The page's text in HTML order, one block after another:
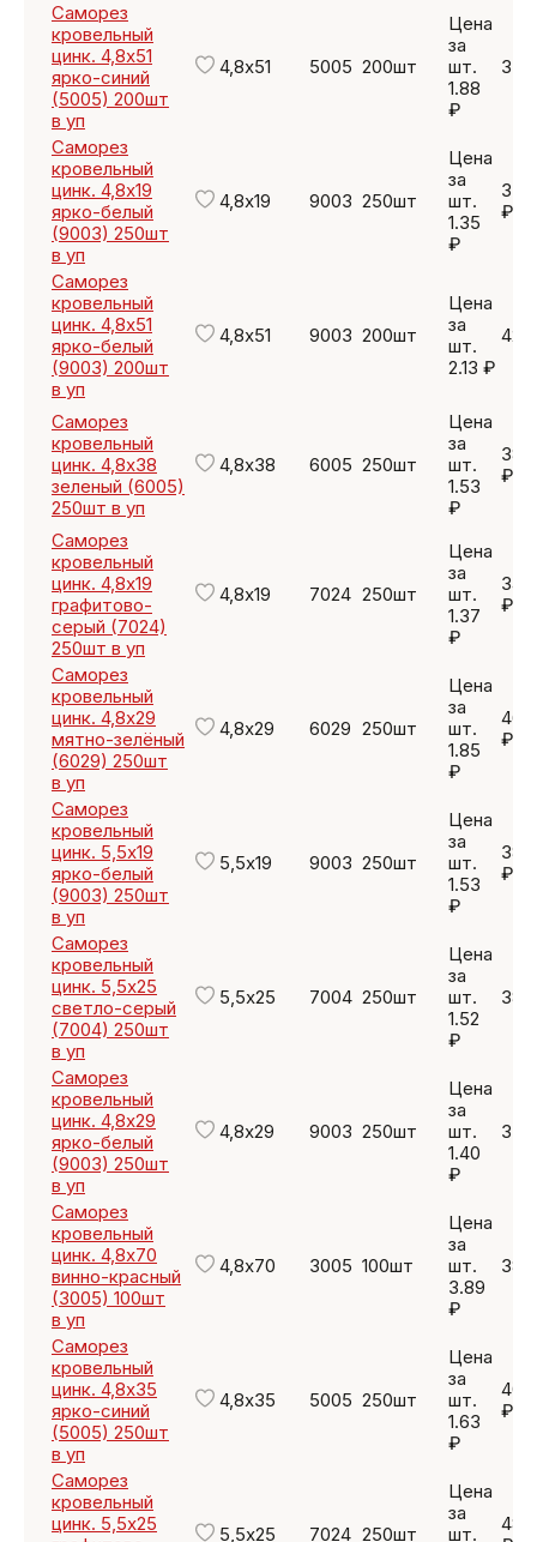
Саморез
кровельный
цинк. 4,8х51
ярко-синий
(5005) 200шт
в уп
4,8х51 5005 200шт
Цена
за
шт.
1.88
₽
Саморез
кровельный
цинк. 4,8х19
ярко-белый
(9003) 250шт
в уп
4,8х19 9003 250шт
Цена
за
шт.
1.35
₽
₽
Саморез
кровельный
цинк. 4,8х51
ярко-белый
(9003) 200шт
в уп
4,8х51 9003 200шт
Цена
за
шт.
2.13 ₽
Саморез
кровельный
цинк. 4,8х38
зеленый (6005)
250шт в уп
4,8х38 6005 250шт
Цена
за
шт.
1.53
₽
₽
Саморез
кровельный
цинк. 4,8х19
графитово-
серый (7024)
250шт в уп
4,8х19 7024 250шт
Цена
за
шт.
1.37
₽
₽
Саморез
кровельный
цинк. 4,8х29
мятно-зелёный
(6029) 250шт
в уп
4,8х29 6029 250шт
Цена
за
шт.
1.85
₽
₽
Саморез
кровельный
цинк. 5,5х19
ярко-белый
(9003) 250шт
в уп
5,5х19 9003 250шт
Цена
за
шт.
1.53
₽
₽
Саморез
кровельный
цинк. 5,5х25
светло-серый
(7004) 250шт
в уп
5,5х25 7004 250шт
Цена
за
шт.
1.52
₽
Саморез
кровельный
цинк. 4,8х29
ярко-белый
(9003) 250шт
в уп
4,8х29 9003 250шт
Цена
за
шт.
1.40
₽
Саморез
кровельный
цинк. 4,8х70
винно-красный
(3005) 100шт
в уп
4,8х70 3005 100шт
Цена
за
шт.
3.89
₽
Саморез
кровельный
цинк. 4,8х35
ярко-синий
(5005) 250шт
в уп
4,8х35 5005 250шт
Цена
за
шт.
1.63
₽
₽
Саморез
кровельный
цинк. 5,5х25
5,5х25 7024 250шт
Цена
за
шт.